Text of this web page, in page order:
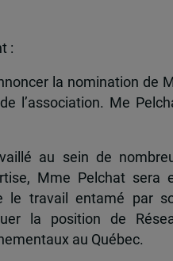
:
la nomination de
l’association. Me
au sein de
Mme Pelchat sera
le travail entamé par
la position de
au Québec.